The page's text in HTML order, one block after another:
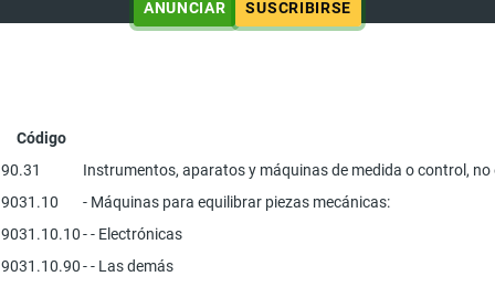
ANUNCIAR
SUSCRIBIRSE
Código
90.31
Instrumentos, aparatos y máquinas de medida o control,
9031.10
- Máquinas para equilibrar piezas mecánicas:
9031.10.10- - Electrónicas
9031.10.90- - Las demás